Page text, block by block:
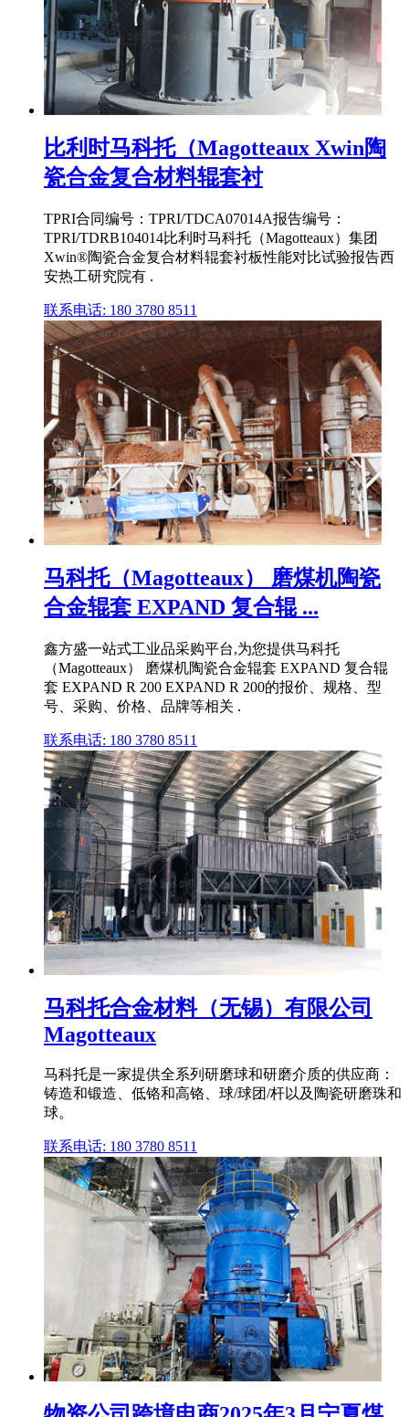
比利时马科托（Magotteaux Xwin陶
瓷合金复合材料辊套衬
TPRI合同编号：TPRI/TDCA07014A报告编号：
TPRI/TDRB104014比利时马科托（Magotteaux）集团
Xwin®陶瓷合金复合材料辊套衬板性能对比试验报告西
安热工研究院有 .
联系电话: 180 3780 8511
马科托（Magotteaux） 磨煤机陶瓷
合金辊套 EXPAND 复合辊 ...
鑫方盛一站式工业品采购平台,为您提供马科托
（Magotteaux） 磨煤机陶瓷合金辊套 EXPAND 复合辊
套 EXPAND R 200 EXPAND R 200的报价、规格、型
号、采购、价格、品牌等相关 .
联系电话: 180 3780 8511
马科托合金材料（无锡）有限公司
Magotteaux
马科托是一家提供全系列研磨球和研磨介质的供应商：
铸造和锻造、低铬和高铬、球/球团/杆以及陶瓷研磨珠和
球。
联系电话: 180 3780 8511